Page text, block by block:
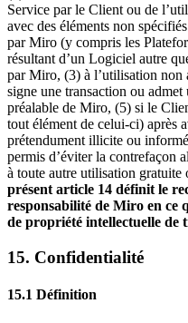
Service par le Client ou de
avec des éléments non
par Miro (y compris les
résultant d’un Logiciel autre
par Miro, (3) à l’utilisation non
signe une transaction ou admet
préalable de Miro, (5) si le
tout élément de celui-ci) après
prétendument illicite ou
permis d’éviter la contrefaçon
à toute autre utilisation gratuite
présent article 14 définit le
responsabilité de Miro en ce
de propriété intellectuelle de
15. Confidentialité
15.1 Définition